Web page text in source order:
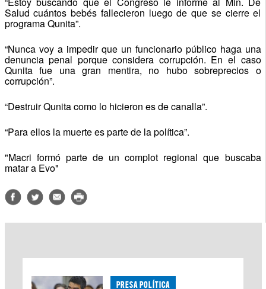
Salud cuántos bebés fallecieron luego de que se cierre el
programa Qunita”.
“Nunca voy a impedir que un funcionario público haga una
denuncia penal porque considera corrupción. En el caso
Qunita fue una gran mentira, no hubo sobreprecios o
corrupción”.
“Destruir Qunita como lo hicieron es de canalla”.
“Para ellos la muerte es parte de la política”.
"Macri formó parte de un complot regional que buscaba
matar a Evo"
PRESA POLÍTICA